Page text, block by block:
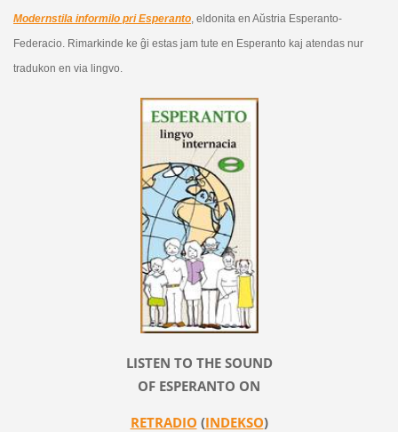
Modernstila informilo pri Esperanto, eldonita en Aŭstria Esperanto-
Federacio. Rimarkinde ke ĝi estas jam tute en Esperanto kaj atendas nur
tradukon en via lingvo.
LISTEN TO THE SOUND
OF ESPERANTO ON
RETRADIO (INDEKSO)